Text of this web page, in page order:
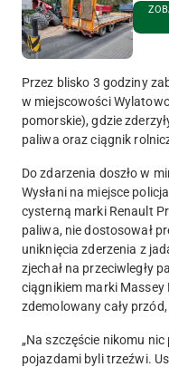
Przez blisko 3 godziny
w miejscowości
pomorskie), gdzie
paliwa oraz ciągnik
Do zdarzenia doszło w
Wysłani na miejsce
cysterną marki Renault
paliwa, nie dostosował
uniknięcia zderzenia z
zjechał na przeciwległy
ciągnikiem marki Massey
zdemolowany cały
„Na szczęście nikomu
pojazdami byli trzeźwi.